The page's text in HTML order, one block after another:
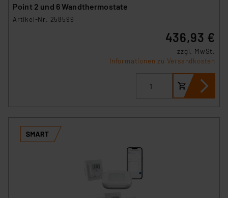
Point 2 und 6 Wandthermostate
Artikel-Nr. 258599
436,93 €
zzgl. MwSt.
Informationen zu Versandkosten